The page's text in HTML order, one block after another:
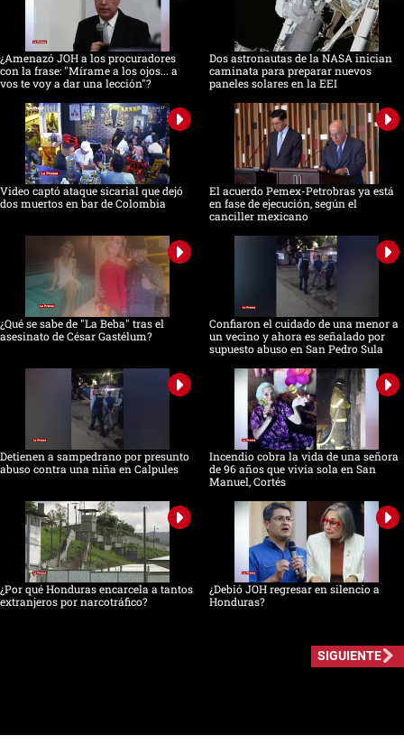
¿Amenazó JOH a los procuradores
con la frase: "Mírame a los ojos... a
vos te voy a dar una lección"?
Dos astronautas de la NASA inician
caminata para preparar nuevos
paneles solares en la EEI
Video captó ataque sicarial que dejó
dos muertos en bar de Colombia
El acuerdo Pemex-Petrobras ya está
en fase de ejecución, según el
canciller mexicano
¿Qué se sabe de "La Beba" tras el
asesinato de César Gastélum?
Confiaron el cuidado de una menor a
un vecino y ahora es señalado por
supuesto abuso en San Pedro Sula
Detienen a sampedrano por presunto
abuso contra una niña en Calpules
Incendio cobra la vida de una señora
de 96 años que vivía sola en San
Manuel, Cortés
¿Por qué Honduras encarcela a tantos
extranjeros por narcotráfico?
¿Debió JOH regresar en silencio a
Honduras?
SIGUIENTE